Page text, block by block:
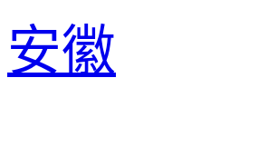
安徽